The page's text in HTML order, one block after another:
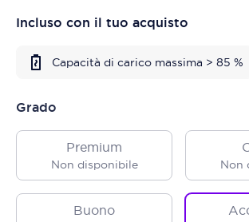
Incluso con il tuo acquisto
Capacità di carico massima > 85 %
Grado
Premium
Non disponibile Non
Buono